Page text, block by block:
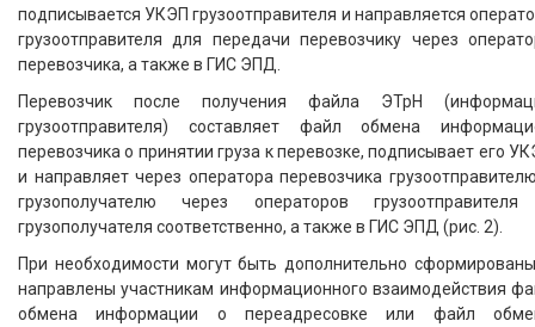
подписывается УКЭП грузоотправителя и направляется
грузоотправителя для передачи перевозчику через
перевозчика, а также в ГИС ЭПД.
Перевозчик после получения файла ЭТрН
грузоотправителя) составляет файл обмена
перевозчика о принятии груза к перевозке, подписывает его
и направляет через оператора перевозчика
грузополучателю через операторов
грузополучателя соответственно, а также в ГИС ЭПД (рис. 2).
При необходимости могут быть дополнительно
направлены участникам информационного взаимодействия
обмена информации о переадресовке или файл